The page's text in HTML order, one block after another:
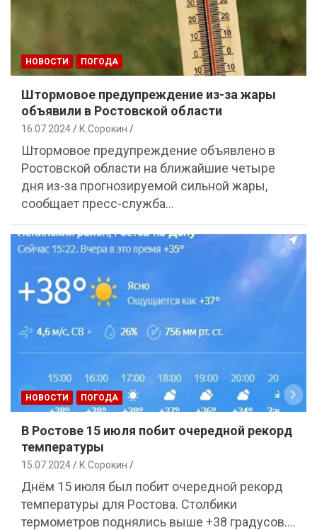
НОВОСТИ ПОГОДА
Штормовое предупреждение из-за жары
объявили в Ростовской области
16.07.2024 К.Сорокин
Штормовое предупреждение объявлено в
Ростовской области на ближайшие четыре
дня из-за прогнозируемой сильной жары,
сообщает пресс-служба…
НОВОСТИ ПОГОДА
В Ростове 15 июля побит очередной рекорд
температуры
15.07.2024 К.Сорокин
Днём 15 июля был побит очередной рекорд
температуры для Ростова. Столбики
термометров поднялись выше +38 градусов.…